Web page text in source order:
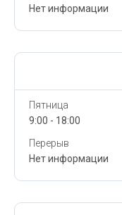
Нет информации
Пятница
9:00 - 18:00
Перерыв
Нет информации